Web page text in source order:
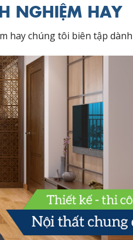
NGHIỆM HAY
hay chúng tôi biên tập